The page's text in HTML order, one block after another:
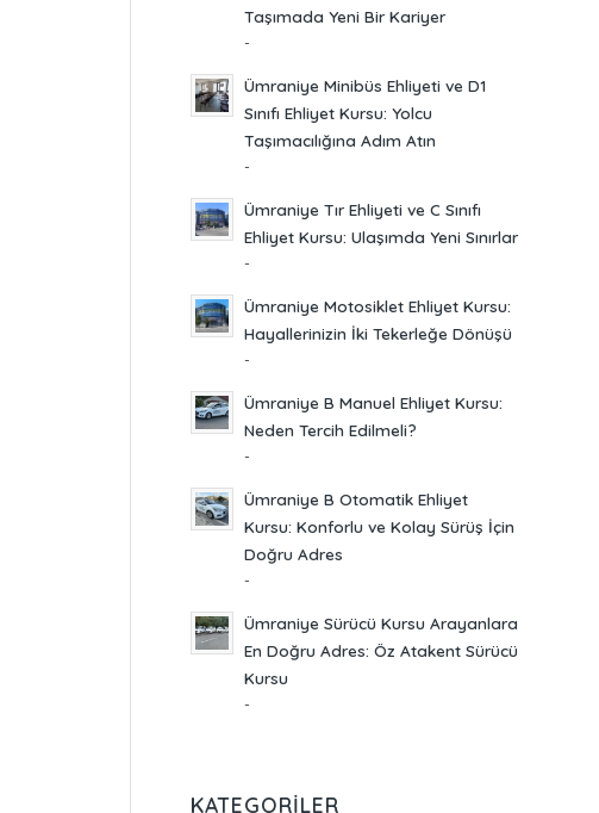
Taşımada Yeni Bir Kariyer
-
Ümraniye Minibüs Ehliyeti ve D1
Sınıfı Ehliyet Kursu: Yolcu
Taşımacılığına Adım Atın
-
Ümraniye Tır Ehliyeti ve C Sınıfı
Ehliyet Kursu: Ulaşımda Yeni Sınırlar
-
Ümraniye Motosiklet Ehliyet Kursu:
Hayallerinizin İki Tekerleğe Dönüşü
-
Ümraniye B Manuel Ehliyet Kursu:
Neden Tercih Edilmeli?
-
Ümraniye B Otomatik Ehliyet
Kursu: Konforlu ve Kolay Sürüş İçin
Doğru Adres
-
Ümraniye Sürücü Kursu Arayanlara
En Doğru Adres: Öz Atakent Sürücü
Kursu
-
KATEGORILER